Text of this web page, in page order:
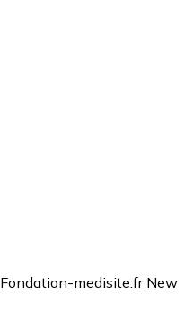
Fondation-medisite.fr New